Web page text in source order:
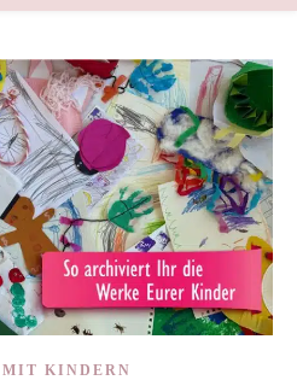
KINDERN